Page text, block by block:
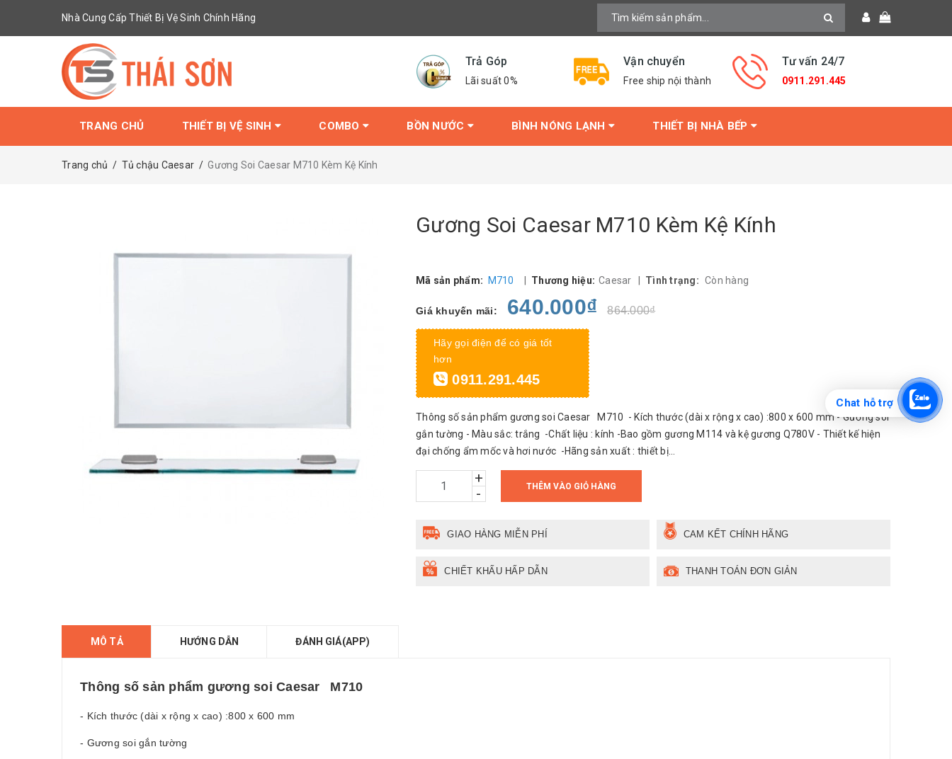
Nhà Cung Cấp Thiết Bị Vệ Sinh Chính Hãng
Trả Góp
Lãi suất 0%
Vận chuyển
Free ship nội thành
Tư vấn 24/7
0911.291.445
TRANG CHỦ THIẾT BỊ VỆ SINH COMBO BỒN NƯỚC BÌNH NÓNG LẠNH THIẾT BỊ NHÀ BẾP
Trang chủ / Tủ chậu Caesar / Gương Soi Caesar M710 Kèm Kệ Kính
Gương Soi Caesar M710 Kèm Kệ Kính
Mã sản phẩm: M710 Thương hiệu: Caesar Tình trạng: Còn hàng
Giá khuyến mãi: 640.000₫ 864.000₫
Hãy gọi điện để có giá tốt
hơn
0911.291.445
Thông số sản phẩm gương soi Caesar M710 - Kích thước (dài x rộng x cao) :800 x 600 mm - Gương soi
gắn tường - Màu sắc: trắng -Chất liệu : kính -Bao gồm gương M114 và kệ gương Q780V - Thiết kế hiện
đại chống ẩm mốc và hơi nước -Hãng sản xuất : thiết bị...
+
-
THÊM VÀO GIỎ HÀNG
GIAO HÀNG MIỄN PHÍ CAM KẾT CHÍNH HÃNG
CHIẾT KHẤU HẤP DẪN THANH TOÁN ĐƠN GIẢN
MÔ TẢ HƯỚNG DẪN ĐÁNH GIÁ(APP)
Thông số sản phẩm gương soi Caesar M710
- Kích thước (dài x rộng x cao) :800 x 600 mm
- Gương soi gắn tường
Chat hỗ trợ